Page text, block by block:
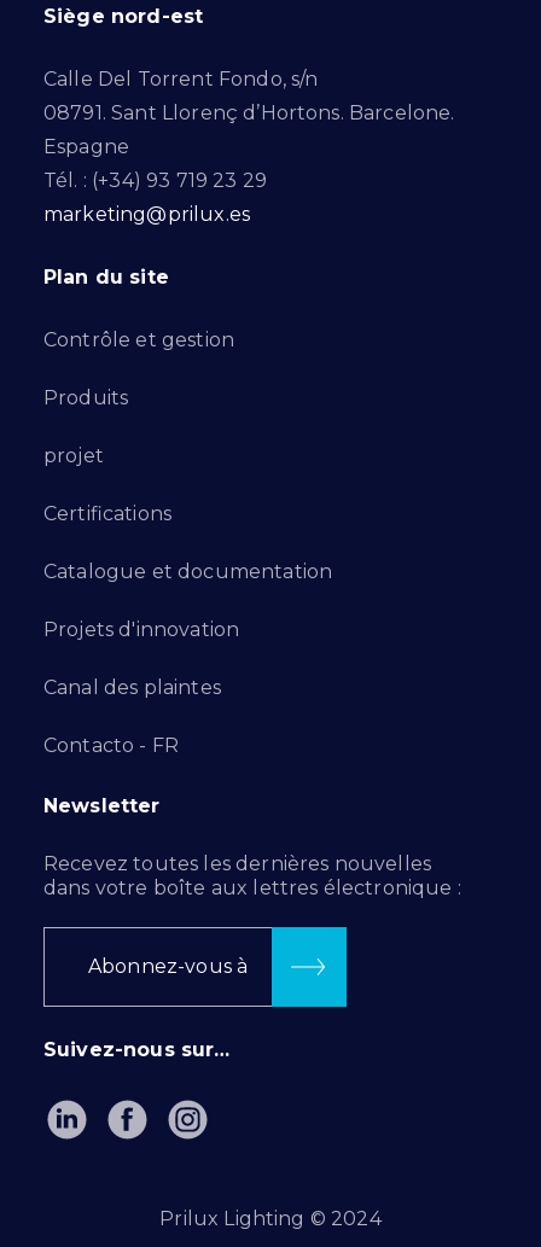
Siège nord-est
Calle Del Torrent Fondo, s/n
08791. Sant Llorenç d’Hortons. Barcelone.
Espagne
Tél. : (+34) 93 719 23 29
marketing@prilux.es
Plan du site
Contrôle et gestion
Produits
projet
Certifications
Catalogue et documentation
Projets d'innovation
Canal des plaintes
Contacto - FR
Newsletter
Recevez toutes les dernières nouvelles
dans votre boîte aux lettres électronique :
Abonnez-vous à
Suivez-nous sur…
Prilux Lighting © 2024